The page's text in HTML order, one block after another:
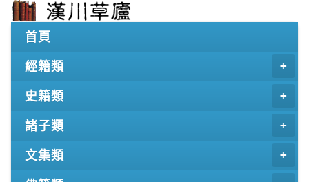
首頁
經籍類
史籍類
諸子類
文集類